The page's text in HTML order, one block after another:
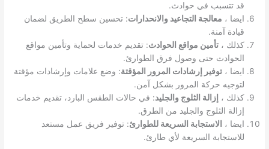
قد تتسبب في حوادث.
ايضا ، معالجة التجاعيد والانحدارات: تحسين سطح الطريق لضمان
قيادة آمنة.
كذلك ،تأمين مواقع الحوادث: تقديم خدمات لحماية وتأمين مواقع
الحوادث حتى وصول فرق الطوارئ.
ايضا ،توفير إرشادات المرور المؤقتة: وضع علامات وإرشادات مؤقتة
لتوجيه حركة المرور بشكل آمن.
كذلك ، إزالة الثلوج والجليد: في حالات الطقس البارد، تقديم خدمات
إزالة الثلوج والجليد من الطرق.
ايضا ،
الاستجابة السريعة للطوارئ: توفير فريق عمل مستعد
للاستجابة السريعة لأي طارئ.